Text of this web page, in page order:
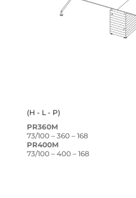
(H - L - P)
PR360M
73/100 – 360 – 168
PR400M
73/100 – 400 – 168